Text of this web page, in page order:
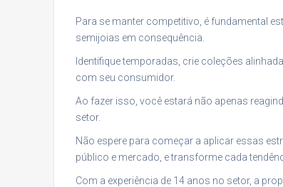
Para se manter competitivo, é fundamental
semijoias em consequência.
Identifique temporadas, crie coleções
com seu consumidor.
Ao fazer isso, você estará não apenas
setor.
Não espere para começar a aplicar essas
público e mercado, e transforme cada
Com a experiência de 14 anos no setor, a